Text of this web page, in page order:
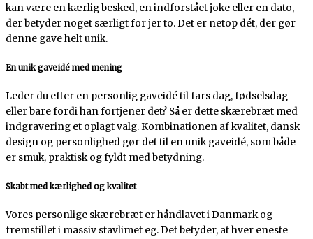
kan være en kærlig besked, en indforstået joke eller en dato,
der betyder noget særligt for jer to. Det er netop dét, der gør
denne gave helt unik.
En unik gaveidé med mening
Leder du efter en personlig gaveidé til fars dag, fødselsdag
eller bare fordi han fortjener det? Så er dette skærebræt med
indgravering et oplagt valg. Kombinationen af kvalitet, dansk
design og personlighed gør det til en unik gaveidé, som både
er smuk, praktisk og fyldt med betydning.
Skabt med kærlighed og kvalitet
Vores personlige skærebræt er håndlavet i Danmark og
fremstillet i massiv stavlimet eg. Det betyder, at hver eneste